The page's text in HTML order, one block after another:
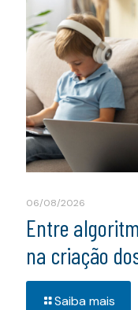
06/08/2026
Entre
na criação
Saiba mais